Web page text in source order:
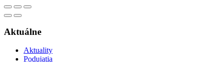
Aktuálne
Aktuality
Podujatia